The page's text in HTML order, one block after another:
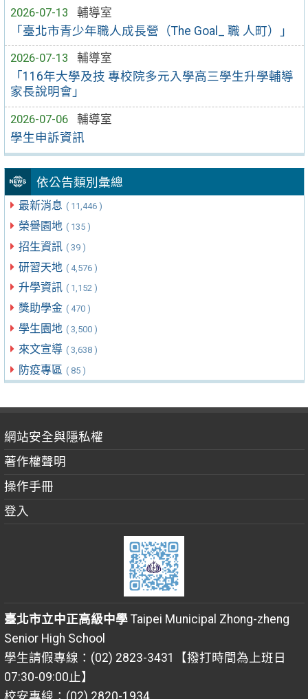
2026-07-13
輔導室
「臺北市青少年職人成長營（The Goal_ 職 人町）」
2026-07-13
輔導室
「116年大學及技 專校院多元入學高三學生升學輔導
家長說明會」
2026-07-06
輔導室
學生申訴資訊
依公告類別彙總
最新消息 ( 11,446 )
榮譽園地 ( 135 )
招生資訊 ( 39 )
研習天地 ( 4,576 )
升學資訊 ( 1,152 )
獎助學金 ( 470 )
學生園地 ( 3,500 )
來文宣導 ( 3,638 )
防疫專區 ( 85 )
網站安全與隱私權
著作權聲明
操作手冊
登入
臺北市立中正高級中學Taipei Municipal Zhong-zheng
Senior High School
學生請假專線：(02) 2823-3431【撥打時間為上班日
07:30-09:00止】